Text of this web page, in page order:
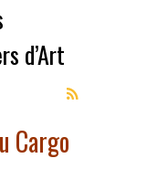
d’Art
Cargo